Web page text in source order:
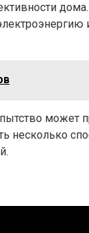
может
несколько